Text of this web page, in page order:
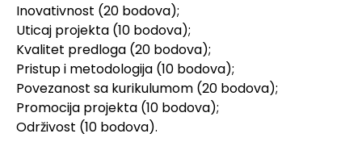
Inovativnost (20 bodova);
Uticaj projekta (10 bodova);
Kvalitet predloga (20 bodova);
Pristup i metodologija (10 bodova);
Povezanost sa kurikulumom (20 bodova);
Promocija projekta (10 bodova);
Održivost (10 bodova).